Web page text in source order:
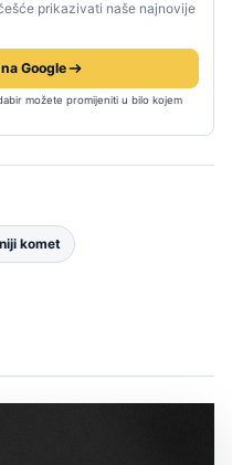
prikazivati naše najnovije
Google
možete promijeniti u bilo kojem
komet